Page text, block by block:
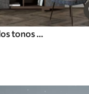
Nubes ondulantes en cálidos tonos crema, melocotón suave y pálido, sobre un cielo azul intenso y vibrante